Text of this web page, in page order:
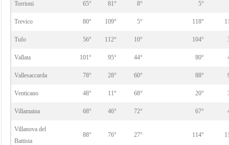
Torrioni 65° 81° 8° 5°
Trevico 80° 109° 5° 118°
Tufo 56° 112° 10° 104°
Vallata 101° 95° 44° 80°
Vallesaccarda 78° 28° 60° 88°
Venticano 48° 11° 68° 20°
Villamaina 68° 46° 72° 67°
Villanova del
Battista
88° 76° 27° 114°